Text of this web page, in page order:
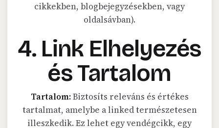
cikkekben, blogbejegyzésekben, vagy
oldalsávban).
4. Link Elhelyezés
és Tartalom
Tartalom:Biztosíts releváns és értékes
tartalmat, amelybe a linked természetesen
illeszkedik. Ez lehet egy vendégcikk, egy